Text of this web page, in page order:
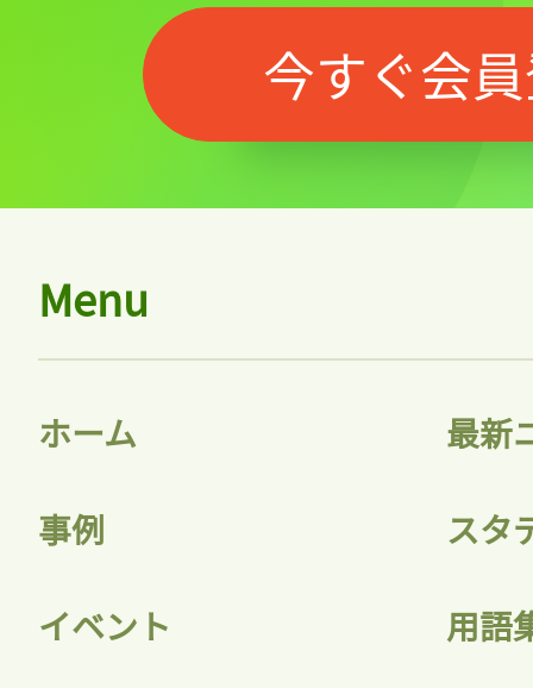
今すぐ会
Menu
ホーム 最新
事例 スタ
イベント 用語